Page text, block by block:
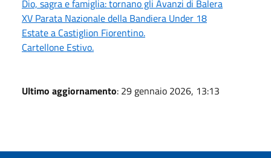
Dio, sagra e famiglia: tornano gli Avanzi di Balera
XV Parata Nazionale della Bandiera Under 18
Estate a Castiglion Fiorentino.
Cartellone Estivo.
Ultimo aggiornamento: 29 gennaio 2026, 13:13